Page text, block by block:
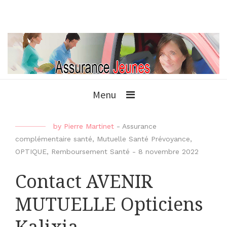
Menu
by Pierre Martinet - Assurance
complémentaire santé, Mutuelle Santé Prévoyance,
OPTIQUE, Remboursement Santé - 8 novembre 2022
Contact AVENIR
MUTUELLE Opticiens